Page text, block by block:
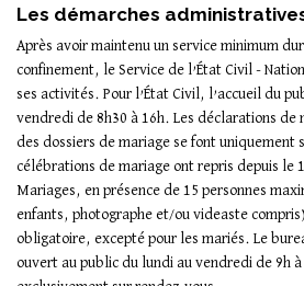
Les démarches
Après avoir maintenu un service minimum
confinement, le Service de l’État Civil -
ses activités. Pour l’État Civil, l’accueil du
vendredi de 8h30 à 16h. Les déclarations de
des dossiers de mariage se font uniquement
célébrations de mariage ont repris depuis le
Mariages, en présence de 15 personnes
enfants, photographe et/ou videaste
obligatoire, excepté pour les mariés. Le
ouvert au public du lundi au vendredi de 9h